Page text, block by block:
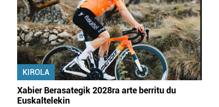
KIROLA
Xabier Berasategik 2028ra arte berritu du
Euskaltelekin